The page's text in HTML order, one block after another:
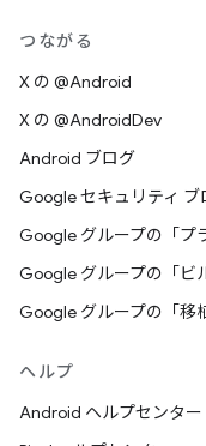
つながる
X の @Android
X の @AndroidDev
Android ブログ
Google セキュリティ ブ
Google グループの「プ
Google グループの「ビ
Google グループの「移
ヘルプ
Android ヘルプセンター